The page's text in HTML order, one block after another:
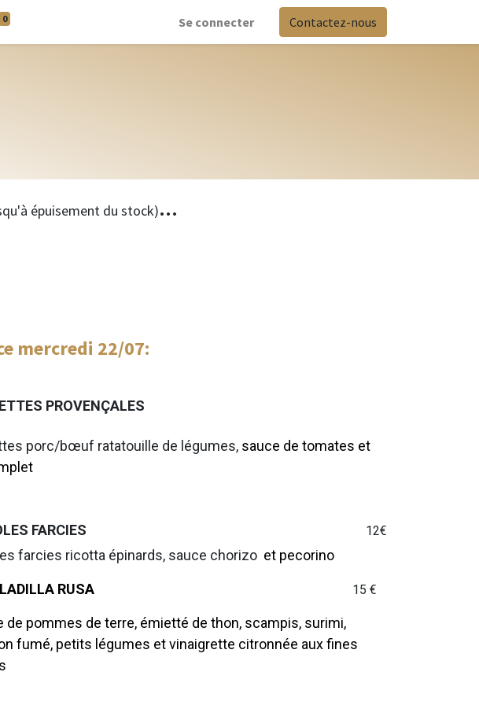
0 Se connecter Contactez-nous
épuisement du stock)...
mercredi 22/07:
PROVENÇALES
porc/bœuf ratatouille de légumes, sauce de tomates et
FARCIES 12€
farcies ricotta épinards, sauce chorizo et pecorino
RUSA 15 €
de pommes de terre, émietté de thon, scampis, surimi,
fumé, petits légumes et vinaigrette citronnée aux fines